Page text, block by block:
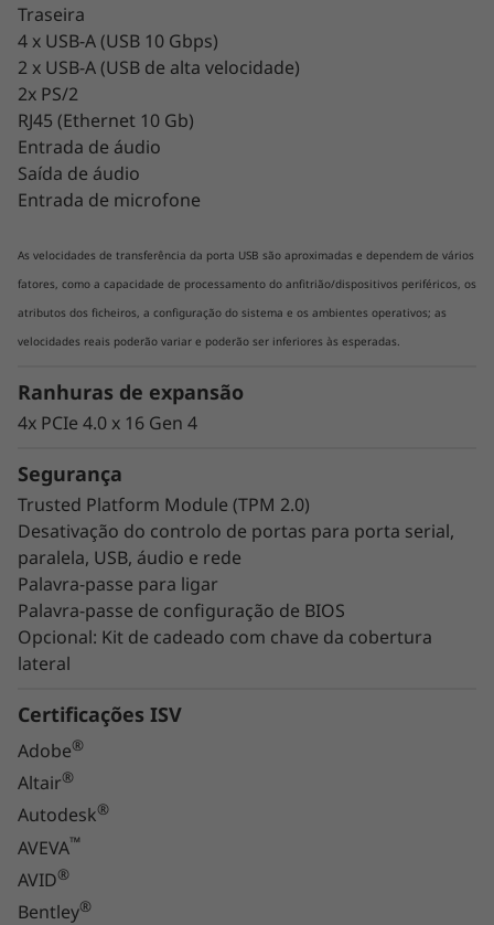
Esta tecnologia AMD dá à P620 até 64 núcleos
e 128 threads, tudo numa única CPU. De forma
simples, as outras workstations precisariam de
pelo menos duas CPUs para conseguirem
fazer aquilo que a P620 com AMD Ryzen™
Threadripper™ PRO consegue fazer com uma
só.
A Workstation em torre ThinkStation P620 está
armazenamento e memória, várias ranhuras
de expansão e funcionalidades de gestão e
segurança AMD Ryzen PRO de classe
empresarial. Com uma compatibilidade sem
workstation eminentemente configurável está
equipada com até duas NVIDIA
até duas NVIDIA®Quadro RTX™ 8000 ou até
quatro GPUs NVIDIA®Quadro RTX™ 4000.
Traseira
4 x USB-A (USB 10 Gbps)
2 x USB-A (USB de alta velocidade)
2x PS/2
RJ45 (Ethernet 10 Gb)
Entrada de áudio
Saída de áudio
Entrada de microfone
As velocidades de transferência da porta USB são aproximadas e dependem de vários
fatores, como a capacidade de processamento do anfitrião/dispositivos periféricos, os
atributos dos ficheiros, a configuração do sistema e os ambientes operativos; as
velocidades reais poderão variar e poderão ser inferiores às esperadas.
Ranhuras de expansão
4x PCIe 4.0 x 16 Gen 4
Segurança
Trusted Platform Module (TPM 2.0)
Desativação do controlo de portas para porta serial,
paralela, USB, áudio e rede
Palavra-passe para ligar
Palavra-passe de configuração de BIOS
Opcional: Kit de cadeado com chave da cobertura
lateral
Certificações ISV
Adobe®
Altair®
Autodesk®
AVEVA™
AVID®
Bentley®